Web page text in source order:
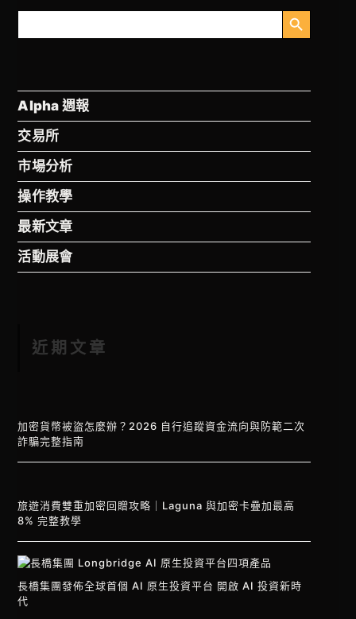
搜
搜尋按鈕
Alpha 週報
交易所
市場分析
操作教學
最新文章
活動展會
近期文章
加密貨幣被盜怎麼辦？2026 自行追蹤資金流向與防範二次
詐騙完整指南
旅遊消費雙重加密回贈攻略｜Laguna 與加密卡疊加最高
8% 完整教學
長橋集團發佈全球首個 AI 原生投資平台 開啟 AI 投資新時
代